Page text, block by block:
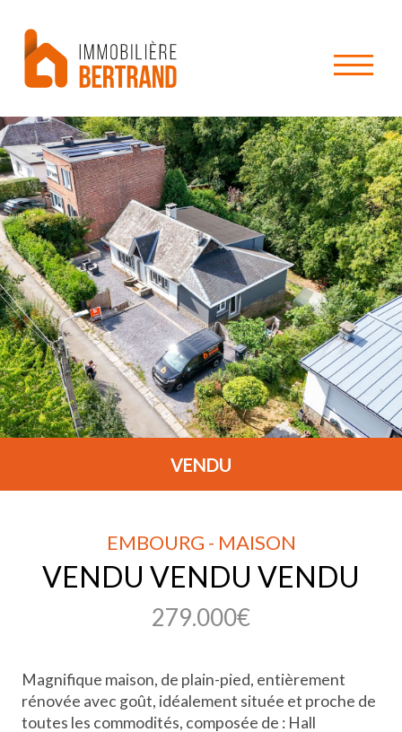
VENDU
EMBOURG - MAISON
VENDU VENDU VENDU
279.000€
Magnifique maison, de plain-pied, entièrement
rénovée avec goût, idéalement située et proche de
toutes les commodités, composée de : Hall